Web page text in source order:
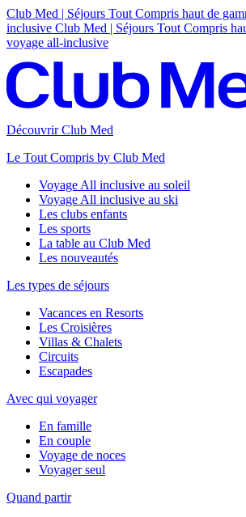
Club Med | Séjours Tout Compris haut de
inclusive Club Med | Séjours Tout Compris
voyage all-inclusive
Découvrir Club Med
Le Tout Compris by Club Med
Voyage All inclusive au soleil
Voyage All inclusive au ski
Les clubs enfants
Les sports
La table au Club Med
Les nouveautés
Les types de séjours
Vacances en Resorts
Les Croisières
Villas & Chalets
Circuits
Escapades
Avec qui voyager
En famille
En couple
Voyage de noces
Voyager seul
Quand partir